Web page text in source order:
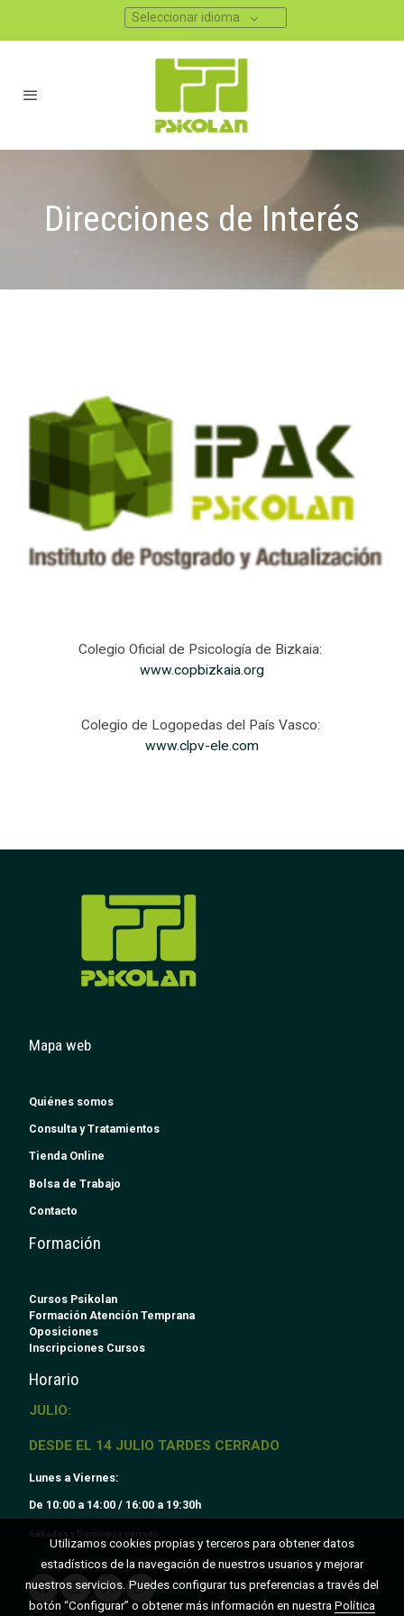
Seleccionar idioma
Direcciones de Interés
Colegio Oficial de Psicología de Bizkaia:
www.copbizkaia.org
Colegio de Logopedas del País Vasco:
www.clpv-ele.com
Mapa web
Quiénes somos
Consulta y Tratamientos
Tienda Online
Bolsa de Trabajo
Contacto
Formación
Cursos Psikolan
Formación Atención Temprana
Oposiciones
Inscripciones Cursos
Horario
JULIO:
DESDE EL 14 JULIO TARDES CERRADO
Lunes a Viernes:
De 10:00 a 14:00 / 16:00 a 19:30h
Sábados y Domingos cerrado
Utilizamos cookies propias y terceros para obtener datos
estadísticos de la navegación de nuestros usuarios y mejorar
nuestros servicios. Puedes configurar tus preferencias a través del
botón “Configurar” o obtener más información en nuestra Política